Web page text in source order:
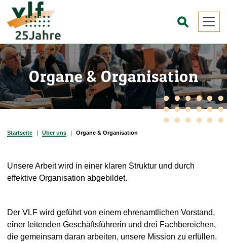
Zum
Inhalt
springen
☌
Organe & Organisation
Startseite Über uns Organe & Organisation
Unsere Arbeit wird in einer klaren Struktur und durch
effektive Organisation abgebildet.
Der VLF wird geführt von einem ehrenamtlichen Vorstand,
einer leitenden Geschäftsführerin und drei Fachbereichen,
die gemeinsam daran arbeiten, unsere Mission zu erfüllen.